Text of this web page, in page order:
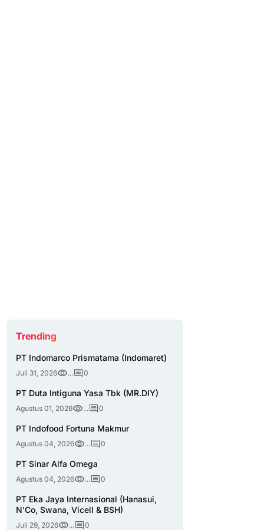
Trending
PT Indomarco Prismatama (Indomaret)
Juli 31, 2026 ... 0
PT Duta Intiguna Yasa Tbk (MR.DIY)
Agustus 01, 2026 ... 0
PT Indofood Fortuna Makmur
Agustus 04, 2026 ... 0
PT Sinar Alfa Omega
Agustus 04, 2026 ... 0
PT Eka Jaya Internasional (Hanasui,
N'Co, Swana, Vicell & BSH)
Juli 29, 2026 ... 0